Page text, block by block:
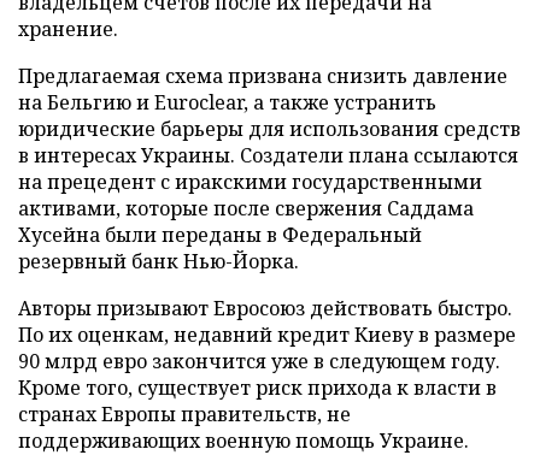
хранение.
Предлагаемая схема призвана снизить давление
на Бельгию и Euroclear, а также устранить
юридические барьеры для использования средств
в интересах Украины. Создатели плана ссылаются
на прецедент с иракскими государственными
активами, которые после свержения Саддама
Хусейна были переданы в Федеральный
резервный банк Нью-Йорка.
Авторы призывают Евросоюз действовать быстро.
По их оценкам, недавний кредит Киеву в размере
90 млрд евро закончится уже в следующем году.
Кроме того, существует риск прихода к власти в
странах Европы правительств, не
поддерживающих военную помощь Украине.